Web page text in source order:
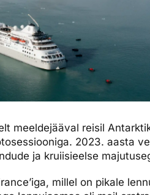
meeldejääval reisil
2023. aasta
ja kruiisieelse
millel on pikale